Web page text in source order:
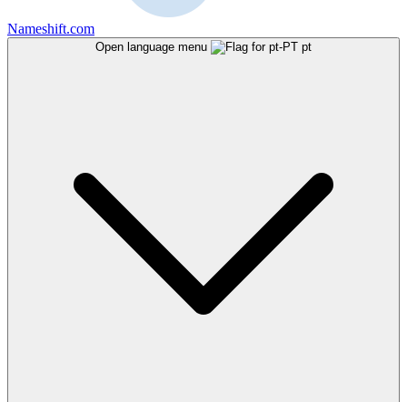
Nameshift.com
Open language menu pt